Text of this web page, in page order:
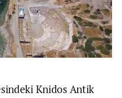
Knidos Antik